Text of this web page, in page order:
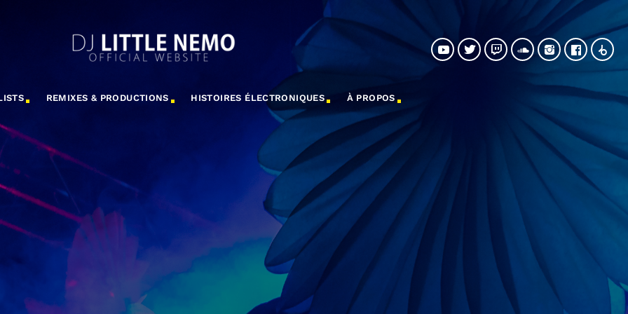
REMIXES & PRODUCTIONS HISTOIRES ÉLECTRONIQUES À PROPOS